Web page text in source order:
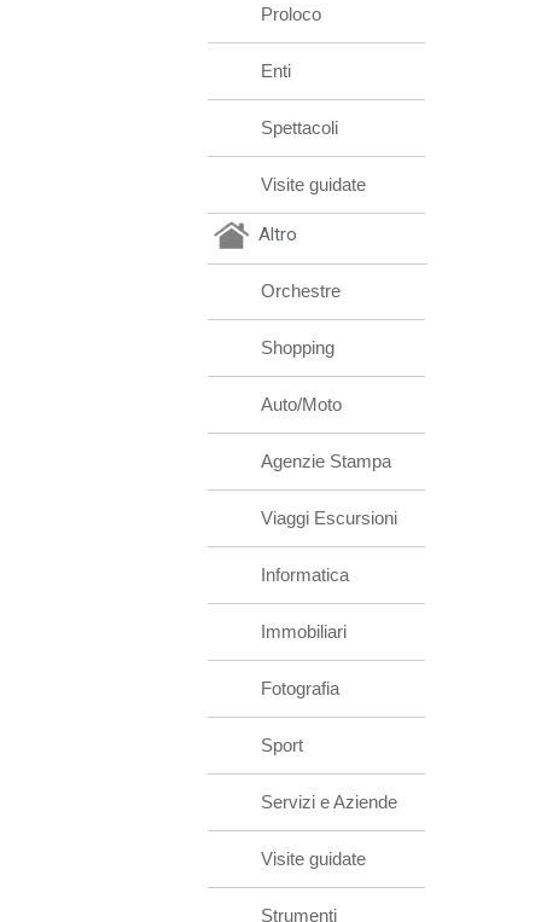
Proloco
Enti
Spettacoli
Visite guidate
Altro
Orchestre
Shopping
Auto/Moto
Agenzie Stampa
Viaggi Escursioni
Informatica
Immobiliari
Fotografia
Sport
Servizi e Aziende
Visite guidate
Strumenti